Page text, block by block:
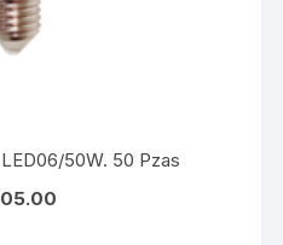
50W. 50 Pzas